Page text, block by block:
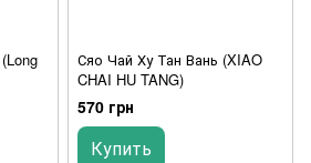
Сяо Чай Ху Тан Вань (XIAO
CHAI HU TANG)
570 грн
Купить